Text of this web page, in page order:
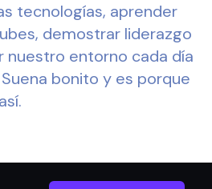
tecnologías, aprender
demostrar liderazgo
nuestro entorno cada día
bonito y es porque